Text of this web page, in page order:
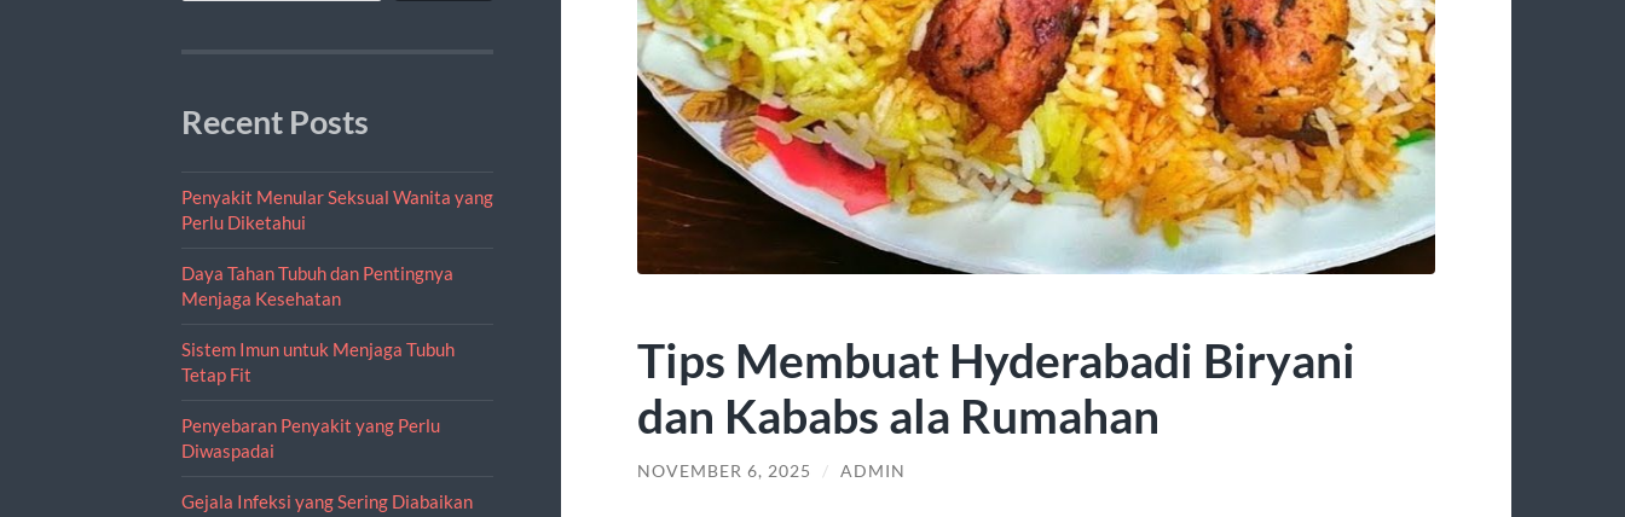
Recent Posts
Penyakit Menular Seksual Wanita yang
Perlu Diketahui
Daya Tahan Tubuh dan Pentingnya
Menjaga Kesehatan
Sistem Imun untuk Menjaga Tubuh
Tetap Fit
Penyebaran Penyakit yang Perlu
Diwaspadai
Gejala Infeksi yang Sering Diabaikan
Tips Membuat Hyderabadi Biryani
dan Kababs ala Rumahan
NOVEMBER 6, 2025 / ADMIN